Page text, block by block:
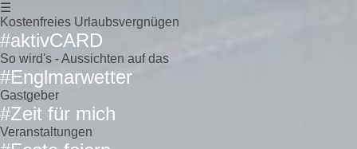
☰
Kostenfreies Urlaubsvergnügen
#aktivCARD
So wird's - Aussichten auf das
#Englmarwetter
Gastgeber
#Zeit für mich
Veranstaltungen